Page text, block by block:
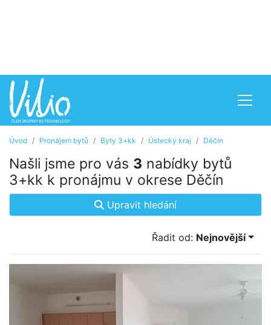
Úvod Pronájem bytů Byty 3+kk Ústecký kraj Děčín
Našli jsme pro vás 3 nabídky bytů
3+kk k pronájmu v okrese Děčín
Upravit hledání
Řadit od: Nejnovější